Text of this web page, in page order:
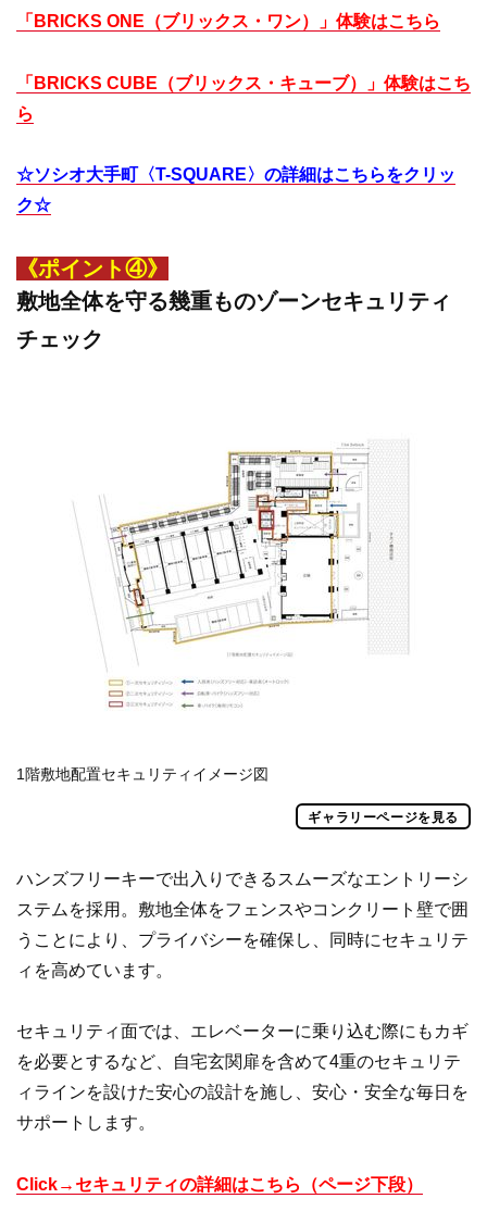
「BRICKS ONE（ブリックス・ワン）」体験はこちら
「BRICKS CUBE（ブリックス・キューブ）」体験はこち
ら
☆ソシオ大手町〈T-SQUARE〉の詳細はこちらをクリッ
ク☆
《ポイント④》
敷地全体を守る幾重ものゾーンセキュリティ
チェック
1階敷地配置セキュリティイメージ図
ギャラリーページを見る
ハンズフリーキーで出入りできるスムーズなエントリーシ
ステムを採用。敷地全体をフェンスやコンクリート壁で囲
うことにより、プライバシーを確保し、同時にセキュリテ
ィを高めています。
セキュリティ面では、エレベーターに乗り込む際にもカギ
を必要とするなど、自宅玄関扉を含めて4重のセキュリテ
ィラインを設けた安心の設計を施し、安心・安全な毎日を
サポートします。
Click→セキュリティの詳細はこちら（ページ下段）